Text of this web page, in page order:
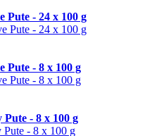
Pute - 24 x 100 g
Pute - 8 x 100 g
- 8 x 100 g